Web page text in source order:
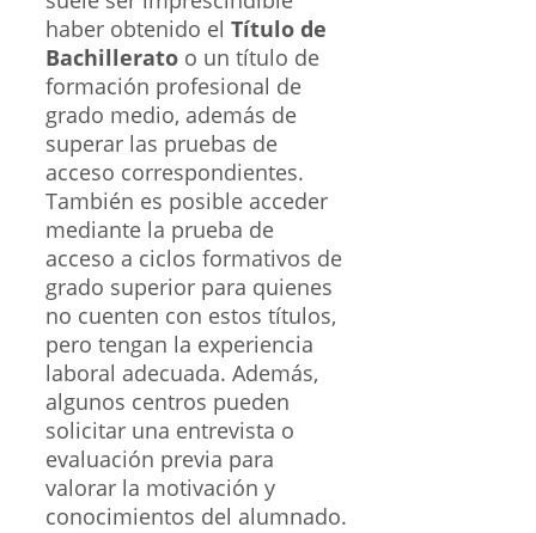
haber obtenido el Título de
Bachillerato o un título de
formación profesional de
grado medio, además de
superar las pruebas de
acceso correspondientes.
También es posible acceder
mediante la prueba de
acceso a ciclos formativos de
grado superior para quienes
no cuenten con estos títulos,
pero tengan la experiencia
laboral adecuada. Además,
algunos centros pueden
solicitar una entrevista o
evaluación previa para
valorar la motivación y
conocimientos del alumnado.